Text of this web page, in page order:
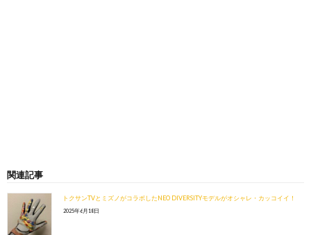
関連記事
トクサンTVとミズノがコラボしたNEO DIVERSITYモデルがオシャレ・カッコイイ！
2025年6月18日